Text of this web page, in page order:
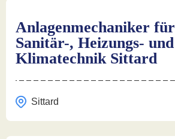
Anlagenmechaniker für
Sanitär-, Heizungs- und
Klimatechnik Sittard
Sittard